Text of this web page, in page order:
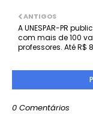
ANTIGOS
A UNESPAR-PR
com mais de 100
professores. Até R$
0 Comentários